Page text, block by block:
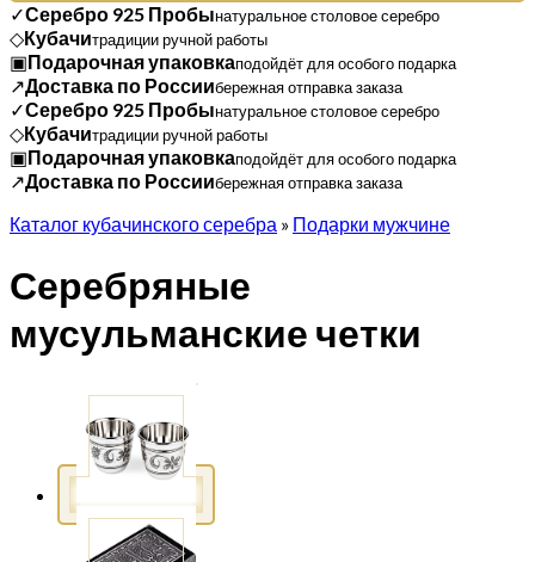
✓Серебро 925 Пробынатуральное столовое серебро
◇Кубачитрадиции ручной работы
▣Подарочная упаковкаподойдёт для особого подарка
↗Доставка по Россиибережная отправка заказа
✓Серебро 925 Пробынатуральное столовое серебро
◇Кубачитрадиции ручной работы
▣Подарочная упаковкаподойдёт для особого подарка
↗Доставка по Россиибережная отправка заказа
Каталог кубачинского серебра » Подарки мужчине
Серебряные
мусульманские четки